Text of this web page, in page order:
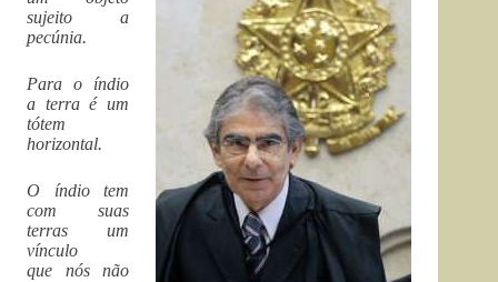
sujeito a
pecúnia.
Para o índio
a terra é um
tótem
horizontal.
O índio tem
com suas
terras um
vínculo
que nós não